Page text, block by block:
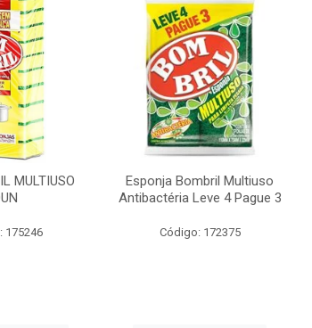
MULTIUSO
175246
Esponja Bombril Multiuso
Antibactéria Leve 4 Pague 3
Código: 172375